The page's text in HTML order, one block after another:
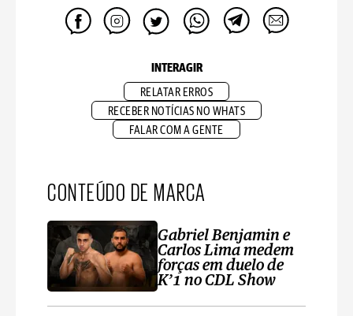
INTERAGIR
RELATAR ERROS
RECEBER NOTÍCIAS NO WHATS
FALAR COM A GENTE
CONTEÚDO DE MARCA
Gabriel Benjamin e
Carlos Lima medem
forças em duelo de
K’1 no CDL Show